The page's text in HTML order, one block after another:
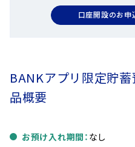
「目標金額」、「デビット積立
口座開設のお申
BANKアプリ限定貯蓄
品概要
お預け入れ期間： なし